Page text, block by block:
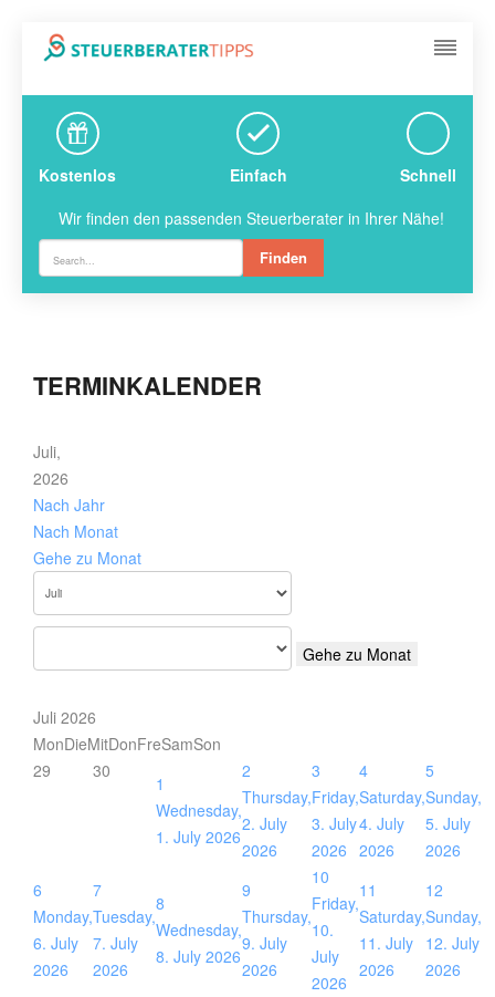
Kostenlos Einfach
Schnell
Wir finden den passenden Steuerberater in Ihrer Nähe!
Finden
TERMINKALENDER
Juli,
2026
Nach Jahr
Nach Monat
Gehe zu Monat
Gehe zu Monat
Juli 2026
MonDieMitDonFreSamSon
29
30
1
Wednesday,
1. July 2026
2
Thursday,
2. July
2026
3
Friday,
3. July
2026
4
Saturday,
4. July
2026
5
Sunday,
5. July
2026
6
Monday,
6. July
2026
7
Tuesday,
7. July
2026
8
Wednesday,
8. July 2026
9
Thursday,
9. July
2026
10
Friday,
10.
July
2026
11
Saturday,
11. July
2026
12
Sunday,
12. July
2026